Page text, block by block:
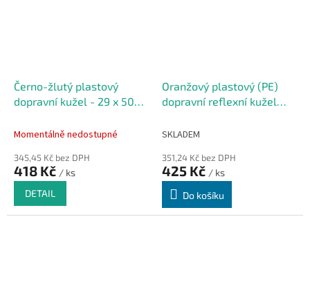
Černo-žlutý plastový
dopravní kužel - 29 x 50
Momentálně nedostupné
345,45 Kč bez DPH
418 Kč / ks
DETAIL
Oranžový plastový (PE)
dopravní reflexní kužel
x 50 cm
SKLADEM
351,24 Kč bez DPH
425 Kč / ks
Do košíku